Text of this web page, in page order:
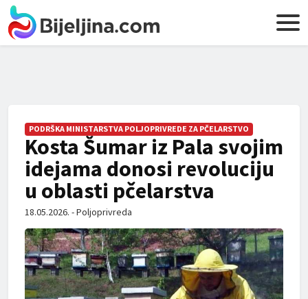
PODRŠKA MINISTARSTVA POLJOPRIVREDE ZA PČELARSTVO
Kosta Šumar iz Pala svojim
idejama donosi revoluciju
u oblasti pčelarstva
18.05.2026. - Poljoprivreda